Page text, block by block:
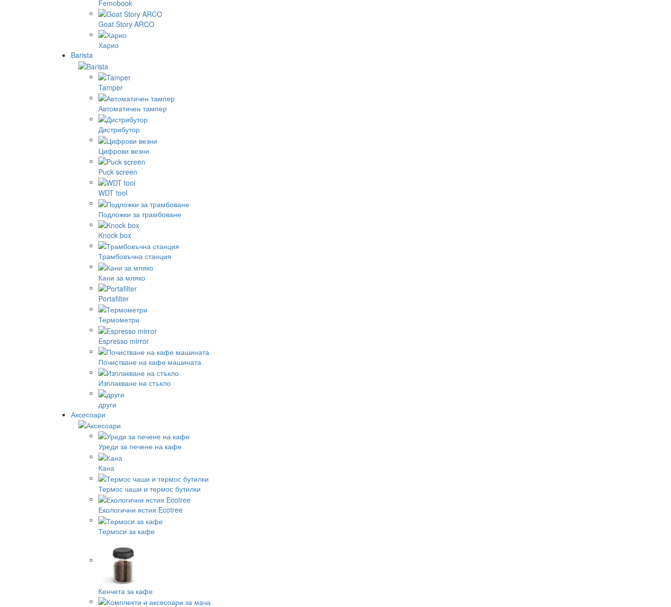
Femobook
Goat Story ARCO
Харио
Barista
Tamper
Автоматичен тампер
Дистрибутор
Цифрови везни
Puck screen
WDT tool
Подложки за трамбоване
Knock box
Трамбовъчна станция
Кани за мляко
Portafilter
Термометри
Espresso mirror
Почистване на кафе машината
Изплакване на стъкло
други
Аксесоари
Уреди за печене на кафе
Кана
Термос чаши и термос бутилки
Екологични ястия Ecotree
Термоси за кафе
Кенчета за кафе